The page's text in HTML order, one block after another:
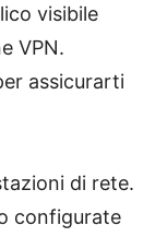
visibile
VPN.
assicurarti
di rete.
configurate